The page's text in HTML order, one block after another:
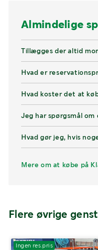
Almindelige
Tillægges der altid
Hvad er
Hvad koster det at
Jeg har spørgsmål
Hvad gør jeg, hvis
Mere om at købe på
Flere øvrige
Ingen res.pris